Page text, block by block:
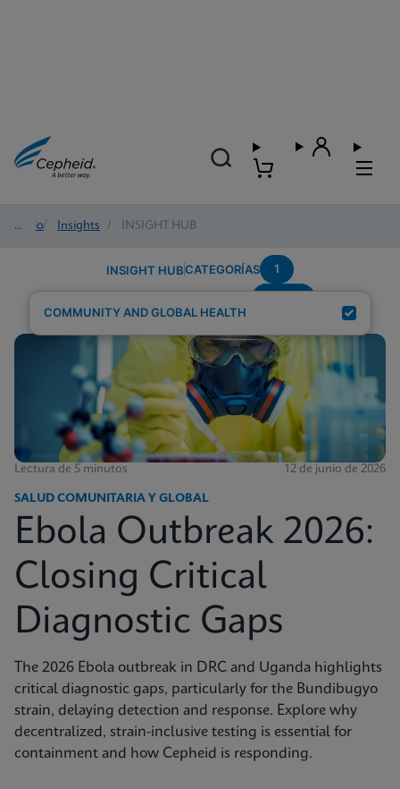
Inicio/ Insights / INSIGHT HUB
INSIGHT HUBCATEGORÍAS 1
COMMUNITY AND GLOBAL HEALTH
Lectura de 5 minutos 12 de junio de 2026
SALUD COMUNITARIA Y GLOBAL
Ebola Outbreak 2026:
Closing Critical
Diagnostic Gaps
The 2026 Ebola outbreak in DRC and Uganda highlights
critical diagnostic gaps, particularly for the Bundibugyo
strain, delaying detection and response. Explore why
decentralized, strain-inclusive testing is essential for
containment and how Cepheid is responding.